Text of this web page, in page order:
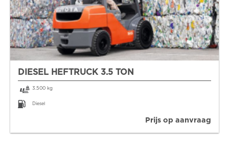
DIESEL HEFTRUCK 3.5 TON
3.500 kg
Diesel
Prijs op aanvraag